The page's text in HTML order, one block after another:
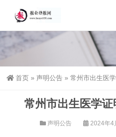
首页 » 声明公告 » 常州市出生医
常州市出生医学证
声明公告 2024年4